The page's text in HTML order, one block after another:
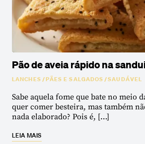
Pão de aveia rápido na
LANCHES/PÃES E SALGADOS/SAUDÁVEL
Sabe aquela fome que bate no meio
quer comer besteira, mas também
nada elaborado? Pois é, […]
LEIA MAIS